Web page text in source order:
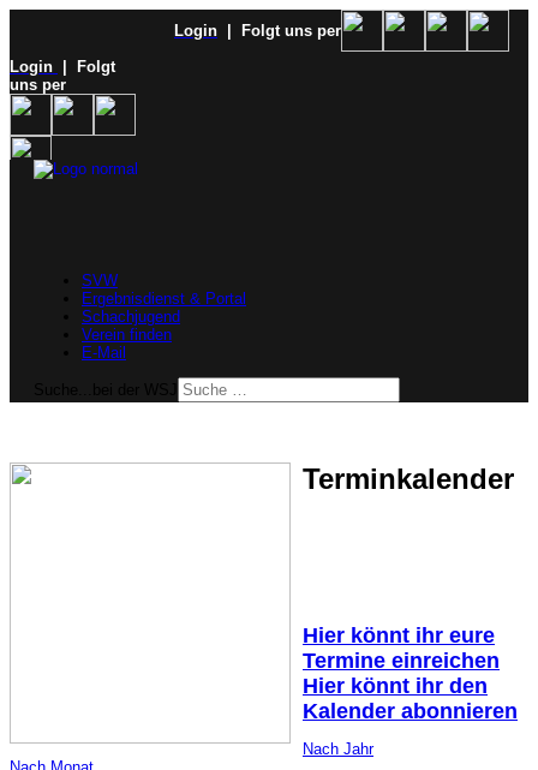
Login
| Folgt uns per
Login
| Folgt
uns per
SVW
Ergebnisdienst & Portal
Schachjugend
Verein finden
E-Mail
Terminkalender
Hier könnt ihr eure
Termine einreichen
Hier könnt ihr den
Kalender abonnieren
Nach Jahr